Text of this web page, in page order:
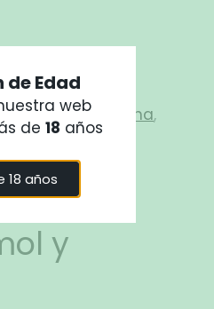
legal,marihuana,
y
Edad
web
de18 años
18 años